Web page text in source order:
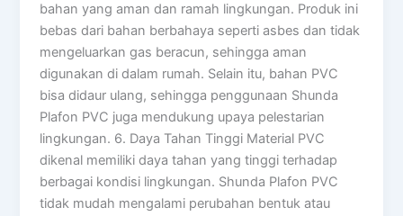
bahan yang aman dan ramah lingkungan. Produk ini
bebas dari bahan berbahaya seperti asbes dan tidak
mengeluarkan gas beracun, sehingga aman
digunakan di dalam rumah. Selain itu, bahan PVC
bisa didaur ulang, sehingga penggunaan Shunda
Plafon PVC juga mendukung upaya pelestarian
lingkungan. 6. Daya Tahan Tinggi Material PVC
dikenal memiliki daya tahan yang tinggi terhadap
berbagai kondisi lingkungan. Shunda Plafon PVC
tidak mudah mengalami perubahan bentuk atau